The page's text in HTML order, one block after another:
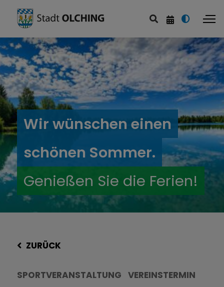
Wir wünschen einen
schönen Sommer.
Genießen Sie die Ferien!
ZURÜCK
SPORTVERANSTALTUNG VEREINSTERMIN